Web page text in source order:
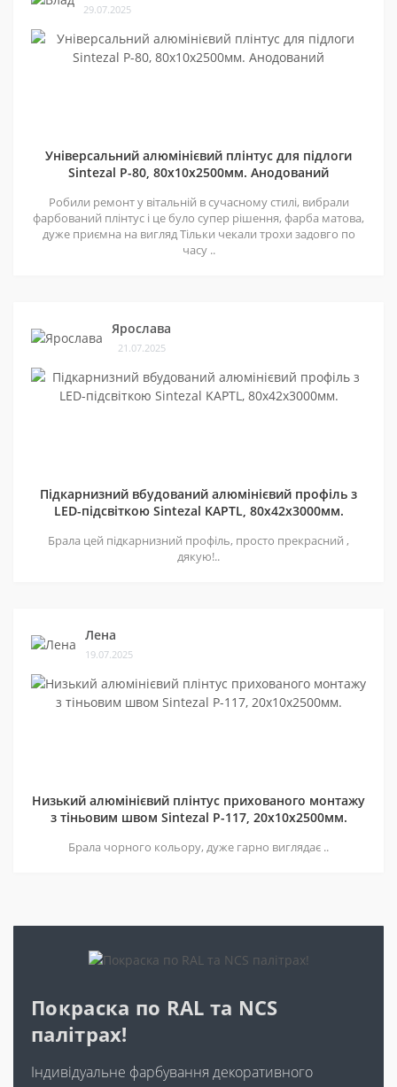
29.07.2025
Універсальний алюмінієвий плінтус для підлоги
Sintezal P-80, 80х10х2500мм. Анодований
Робили ремонт у вітальній в сучасному стилі, вибрали
фарбований плінтус і це було супер рішення, фарба матова,
дуже приємна на вигляд Тільки чекали трохи задовго по
часу ..
Ярослава
21.07.2025
Підкарнизний вбудований алюмінієвий профіль з
LED-підсвіткою Sintezal KAPTL, 80х42x3000мм.
Брала цей підкарнизний профіль, просто прекрасний ,
дякую!..
Лена
19.07.2025
Низький алюмінієвий плінтус прихованого монтажу
з тіньовим швом Sintezal P-117, 20х10х2500мм.
Брала чорного кольору, дуже гарно виглядає ..
Покраска по RAL та NCS
палітрах!
Індивідуальне фарбування декоративного